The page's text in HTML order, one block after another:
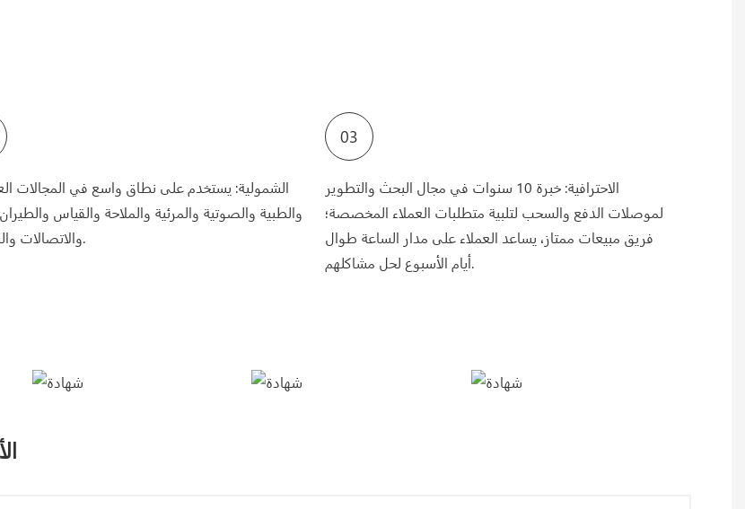
الشمولية: يستخدم على نطاق واسع في المجالات
والطبية والصوتية والمرئية والملاحة والقياس
والاتصالات والسيارات.
03
الاحترافية: خبرة 10 سنوات في مجال البحث والتطوير
لموصلات الدفع والسحب لتلبية متطلبات العملاء المخصصة؛
فريق مبيعات ممتاز، يساعد العملاء على مدار الساعة طوال
أيام الأسبوع لحل مشاكلهم.